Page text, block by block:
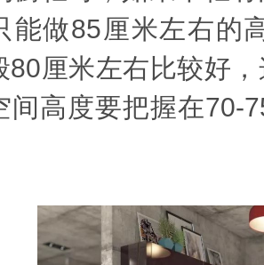
能做85厘米左右的
80厘米左右比较好
间高度要把握在70-